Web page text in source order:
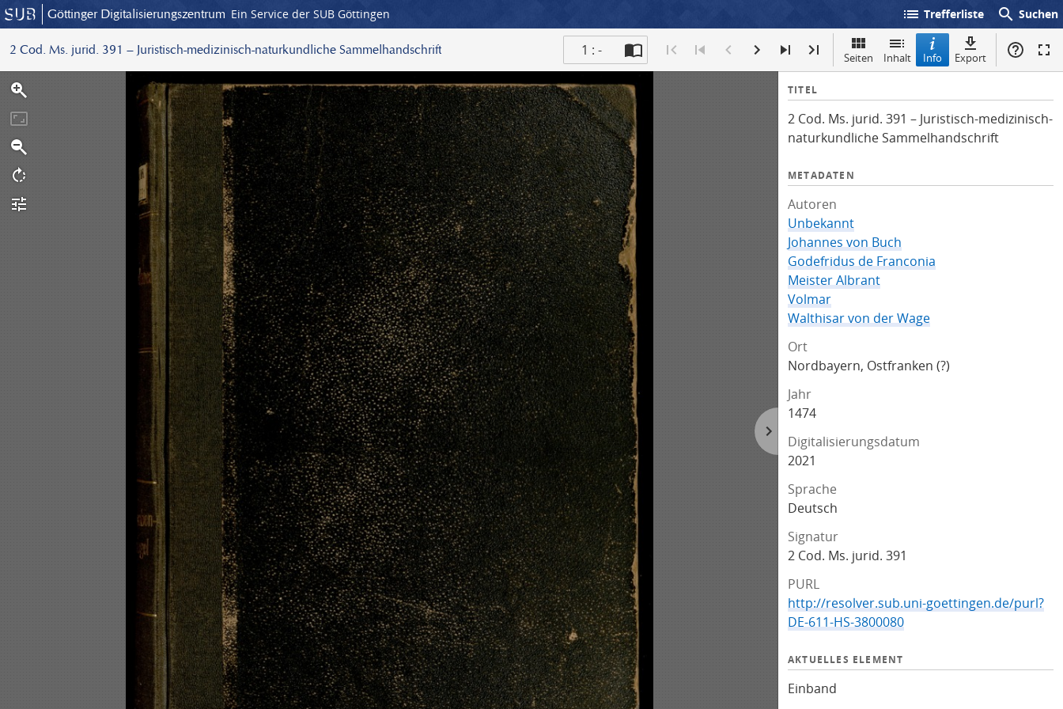
Göttinger Digitalisierungszentrum Ein Service der SUB Göttingen list Trefferliste search Suchen
2 Cod. Ms. jurid. 391 – Juristisch-medizinisch-naturkundliche Sammelhandschrift 1 : - Seiten Inhalt Info Export
I
f
o
TITEL
2 Cod. Ms. jurid. 391 – Juristisch-medizinisch-
naturkundliche Sammelhandschrift
METADATEN
Autoren
Unbekannt
Johannes von Buch
Godefridus de Franconia
Meister Albrant
Volmar
Walthisar von der Wage
Ort
Nordbayern, Ostfranken (?)
Jahr
1474
Digitalisierungsdatum
2021
Sprache
Deutsch
Signatur
2 Cod. Ms. jurid. 391
PURL
http://resolver.sub.uni-goettingen.de/purl?
DE-611-HS-3800080
AKTUELLES ELEMENT
Einband